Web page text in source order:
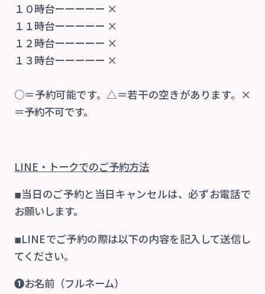
診療案内
交通事故治療
自費
ご予約
お知らせ・ブログ
１０時台ーーーーー ×
１１時台ーーーーー ×
１２時台ーーーーー ×
１３時台ーーーーー ×
○＝予約可能です。△＝若干の空きがあります。×
＝予約不可です。
LINE・トークでのご予約方法
◾︎当日のご予約と当日キャンセルは、必ずお電話で
お願いします。
◾︎LINEでご予約の際は以下の内容を記入して送信し
てください。
❶お名前（フルネーム）